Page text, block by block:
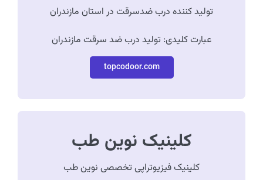
تولید کننده درب ضدسرقت در استان مازندران
عبارت کلیدی: تولید درب ضد سرقت مازندران
topcodoor.com
کلینیک نوین طب
کلینیک فیزیوتراپی تخصصی نوین طب